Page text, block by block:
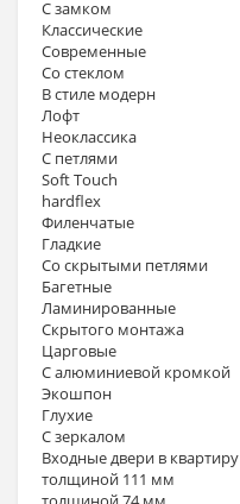
С замком
Классические
Современные
Со стеклом
В стиле модерн
Лофт
Неоклассика
С петлями
Soft Touch
hardflex
Филенчатые
Гладкие
Со скрытыми петлями
Багетные
Ламинированные
Скрытого монтажа
Царговые
С алюминиевой кромкой
Экошпон
Глухие
С зеркалом
Входные двери в квартиру
толщиной 111 мм